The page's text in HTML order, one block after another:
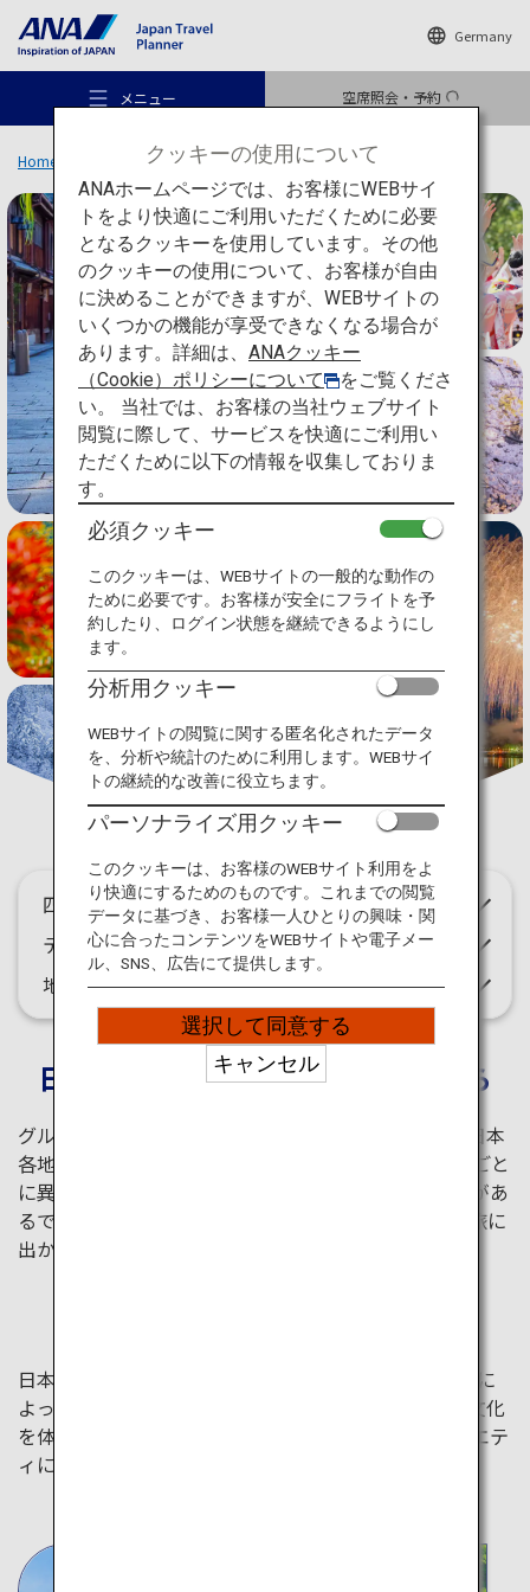
Germany
メニュー 空席照会・予約
おすすめの旅
旅のアイデア
行き先
旅のお役立ち情報
ANA サービス
Home 旅のアイデア 特集
特集
日本ならではの
特別な体験
四季折々の体験
テーマ別の体験
地域別の体験
日本の魅力を発見する旅はここから
グルメから美しい自然、多彩なアクティビティまで、日本
各地のローカル文化を満喫できる特集をご紹介。季節ごと
に異なる自然美や風景など、訪れるたびに新たな発見があ
るでしょう。ANAがおすすめするユニークで本格的な旅に
出かけてみませんか？
日本の美しい四季を感じる旅へ出かけませんか？ 季節に
よって違う表情を見せる景色やアクティビティ、伝統文化
を体験しましょう。日本中の季節を体感できる、バラエテ
ィに富んだ旅のアイデアをご紹介します。
クッキーの使用について
ANAホームページでは、お客様にWEBサイ
トをより快適にご利用いただくために必要
となるクッキーを使用しています。その他
のクッキーの使用について、お客様が自由
に決めることができますが、WEBサイトの
いくつかの機能が享受できなくなる場合が
あります。詳細は、 ANAクッキー
（Cookie）ポリシーについて
をご覧くださ
い。 当社では、お客様の当社ウェブサイト
閲覧に際して、サービスを快適にご利用い
ただくために以下の情報を収集しておりま
す。
必須クッキー
このクッキーは、WEBサイトの一般的な動作の
ために必要です。お客様が安全にフライトを予
約したり、ログイン状態を継続できるようにし
ます。
分析用クッキー
WEBサイトの閲覧に関する匿名化されたデータ
を、分析や統計のために利用します。WEBサイ
トの継続的な改善に役立ちます。
パーソナライズ用クッキー
このクッキーは、お客様のWEBサイト利用をよ
り快適にするためのものです。これまでの閲覧
データに基づき、お客様一人ひとりの興味・関
心に合ったコンテンツをWEBサイトや電子メー
ル、SNS、広告にて提供します。
選択して同意する
キャンセル